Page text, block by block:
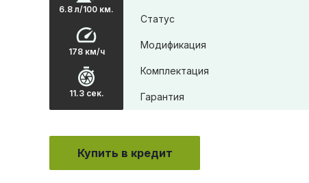
6.8 л/100 км.
178 км/ч
11.3 сек.
Статус
Модификация
Комплектация
Гарантия
Купить в кредит